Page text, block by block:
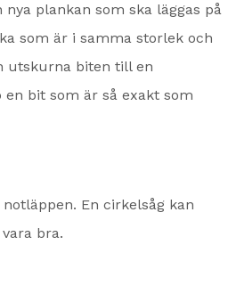
plankan som ska läggas på
som är i samma storlek och
utskurna biten till en
bit som är så exakt som
En cirkelsåg kan
bra.